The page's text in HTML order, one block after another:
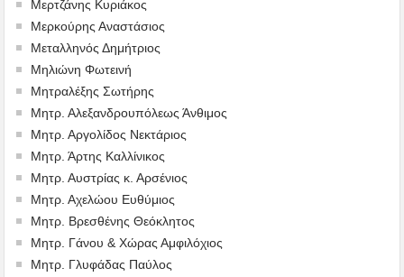
Μερτζάνης Κυριάκος
Μερκούρης Αναστάσιος
Μεταλληνός Δημήτριος
Mηλιώνη Φωτεινή
Μητραλέξης Σωτήρης
Μητρ. Αλεξανδρουπόλεως Άνθιμος
Μητρ. Αργολίδος Νεκτάριος
Μητρ. Άρτης Καλλίνικος
Μητρ. Αυστρίας κ. Αρσένιος
Μητρ. Αχελώου Ευθύμιος
Μητρ. Βρεσθένης Θεόκλητος
Μητρ. Γάνου & Χώρας Αμφιλόχιος
Μητρ. Γλυφάδας Παύλος